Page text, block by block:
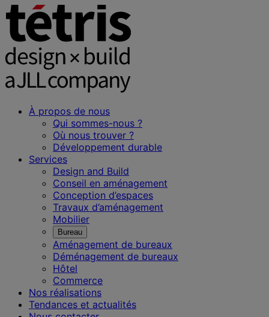
À propos de nous
Qui sommes-nous ?
Où nous trouver ?
Développement durable
Services
Design and Build
Conseil en aménagement
Conception d’espaces
Travaux d’aménagement
Mobilier
Bureau
Aménagement de bureaux
Déménagement de bureaux
Hôtel
Commerce
Nos réalisations
Tendances et actualités